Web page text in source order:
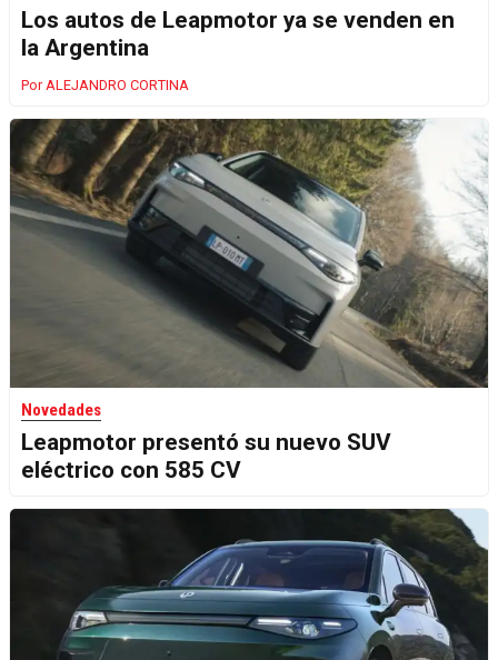
Los autos de Leapmotor ya se venden en
la Argentina
ALEJANDRO CORTINA
Novedades
Leapmotor presentó su nuevo SUV
eléctrico con 585 CV